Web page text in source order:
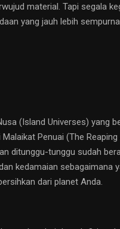
material. Tapi segala
yang jauh lebih sempurna.
(Island Universes) yang
Penuai (The
ditunggu-tunggu sudah
kedamaian
dari planet Anda.